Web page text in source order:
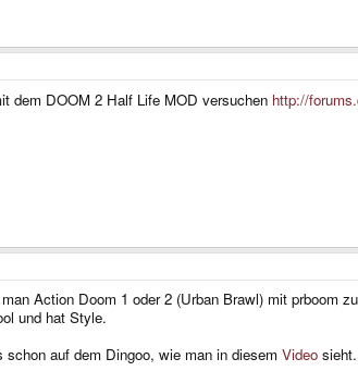
dem DOOM 2 Half Life MOD versuchen http://
Action Doom 1 oder 2 (Urban Brawl) mit prboom
und hat Style.
schon auf dem Dingoo, wie man in diesem Video sieht.